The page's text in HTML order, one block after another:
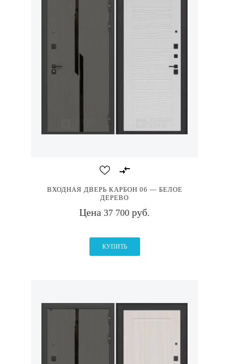
ВХОДНАЯ ДВЕРЬ КАРБОН 06 — БЕЛОЕ
ДЕРЕВО
Цена 37 700 руб.
КУПИТЬ